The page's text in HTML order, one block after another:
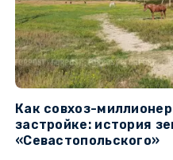
Как совхоз-
застройке: история
«Севастопольского»